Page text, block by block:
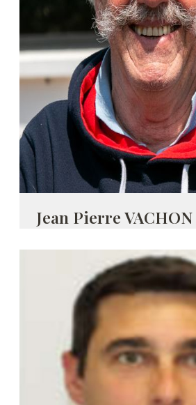
Jean Pierre VACHON